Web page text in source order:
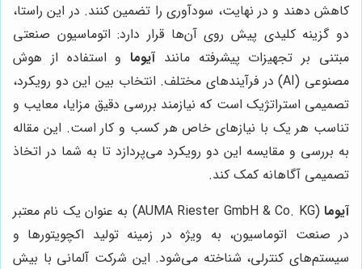
کاهش دهند و در نهایت، سودآوری را تضمین کنند. در این راستا،
دو گزینه کلیدی پیش روی آن‌ها قرار دارد: اتوماسیون صنعتی
مبتنی بر تجهیزات پیشرفته مانندآیوماو استفاده از هوش
مصنوعی (AI) در فرآیندهای مختلف. انتخاب بین این دو رویکرد،
تصمیمی استراتژیک است که نیازمند بررسی دقیق مزایا، معایب و
تناسب هر یک با نیازهای خاص هر کسب و کار است. این مقاله
به بررسی و مقایسه این دو رویکرد می‌پردازد تا به شما در اتخاذ
تصمیمی آگاهانه کمک کند.
آیوما
(AUMA Riester GmbH & Co. KG) به عنوان یک نام معتبر
در صنعت اتوماسیون، به ویژه در زمینه تولید اکچویتورها و
سیستم‌های کنترلی، شناخته می‌شود. این شرکت آلمانی با بیش